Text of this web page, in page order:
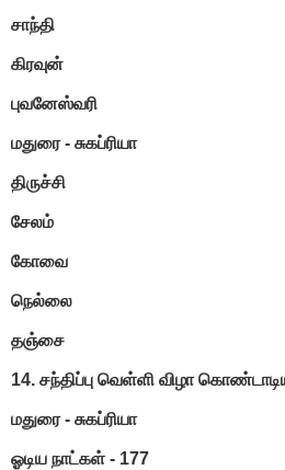
சாந்தி
கிரவுன்
புவனேஸ்வரி
மதுரை - சுகப்ரியா
திருச்சி
சேலம்
கோவை
நெல்லை
தஞ்சை
14. சந்திப்பு வெள்ளி விழா
மதுரை - சுகப்ரியா
ஓடிய நாட்கள் - 177